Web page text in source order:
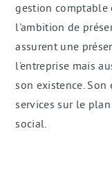
gestion comptable
l'ambition de
assurent une
l’entreprise mais
son existence. Son
services sur le
social.